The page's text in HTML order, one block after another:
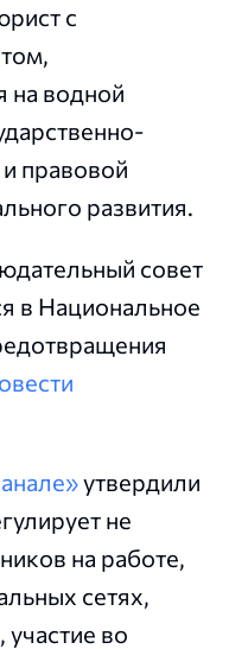
с
на водной
правовой
развития.
совет
в Национальное
утвердили
не
на работе,
сетях,
во